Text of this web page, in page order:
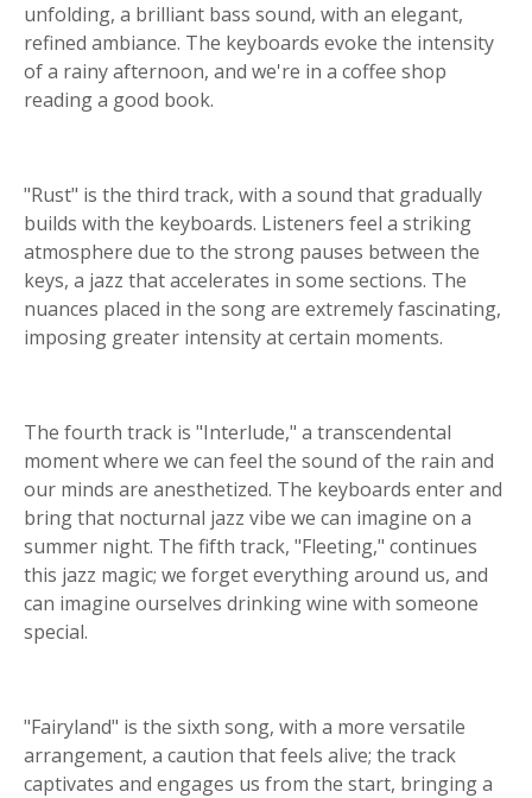
unfolding, a brilliant bass sound, with an elegant,
refined ambiance. The keyboards evoke the intensity
of a rainy afternoon, and we're in a coffee shop
reading a good book.
"Rust" is the third track, with a sound that gradually
builds with the keyboards. Listeners feel a striking
atmosphere due to the strong pauses between the
keys, a jazz that accelerates in some sections. The
nuances placed in the song are extremely fascinating,
imposing greater intensity at certain moments.
The fourth track is "Interlude," a transcendental
moment where we can feel the sound of the rain and
our minds are anesthetized. The keyboards enter and
bring that nocturnal jazz vibe we can imagine on a
summer night. The fifth track, "Fleeting," continues
this jazz magic; we forget everything around us, and
can imagine ourselves drinking wine with someone
special.
"Fairyland" is the sixth song, with a more versatile
arrangement, a caution that feels alive; the track
captivates and engages us from the start, bringing a